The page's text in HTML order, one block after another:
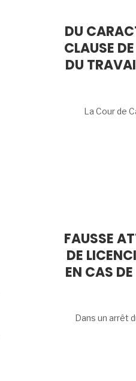
DU
CLAUSE
DU
La Cour de
FAUSSE
DE
EN CAS
Dans un arrêt